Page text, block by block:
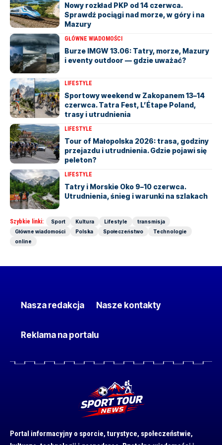
Nowy rozkład PKP od 14 czerwca.
Sprawdź pociągi nad morze, w góry i na
Mazury
GŁÓWNE WIADOMOŚCI
Burze IMGW 13.06: Tatry, morze, Mazury
i eventy outdoor — gdzie uważać?
LIFESTYLE
Sportowy weekend w Zakopanem 13–14
czerwca. Tatra Fest, L’Étape Poland,
trasy i utrudnienia
LIFESTYLE
Tour of Małopolska 2026: trasa, godziny
przejazdu i utrudnienia. Gdzie pojawi się
peleton?
LIFESTYLE
Tatry i Morskie Oko 9–10 czerwca.
Utrudnienia, śnieg i warunki na szlakach
Szybkie linki: Sport Kultura Lifestyle
transmisja
Główne wiadomości
Polska Społeczeństwo
Technologie
online
Nasza redakcja Nasze kontakty
Reklama na portalu
Portal informacyjny o sporcie, turystyce, społeczeństwie,